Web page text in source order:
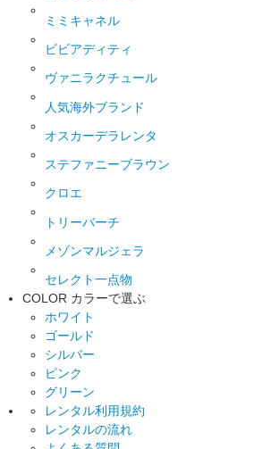
ミミキャネル
ビビアディティ
ヴァニラクチュール
人気海外ブランド
オスカーデラレンタ
ステファニーブラウン
クロエ
トリーバーチ
メゾンマルジェラ
セレクト一点物
COLOR カラーで選ぶ
ホワイト
ゴールド
シルバー
ピンク
グリーン
レンタル利用規約
レンタルの流れ